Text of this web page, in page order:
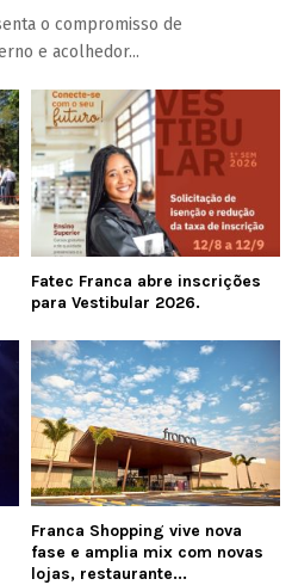
o compromisso de
e acolhedor...
Fatec Franca abre inscrições
para Vestibular 2026.
Franca Shopping vive nova
fase e amplia mix com novas
lojas, restaurante...